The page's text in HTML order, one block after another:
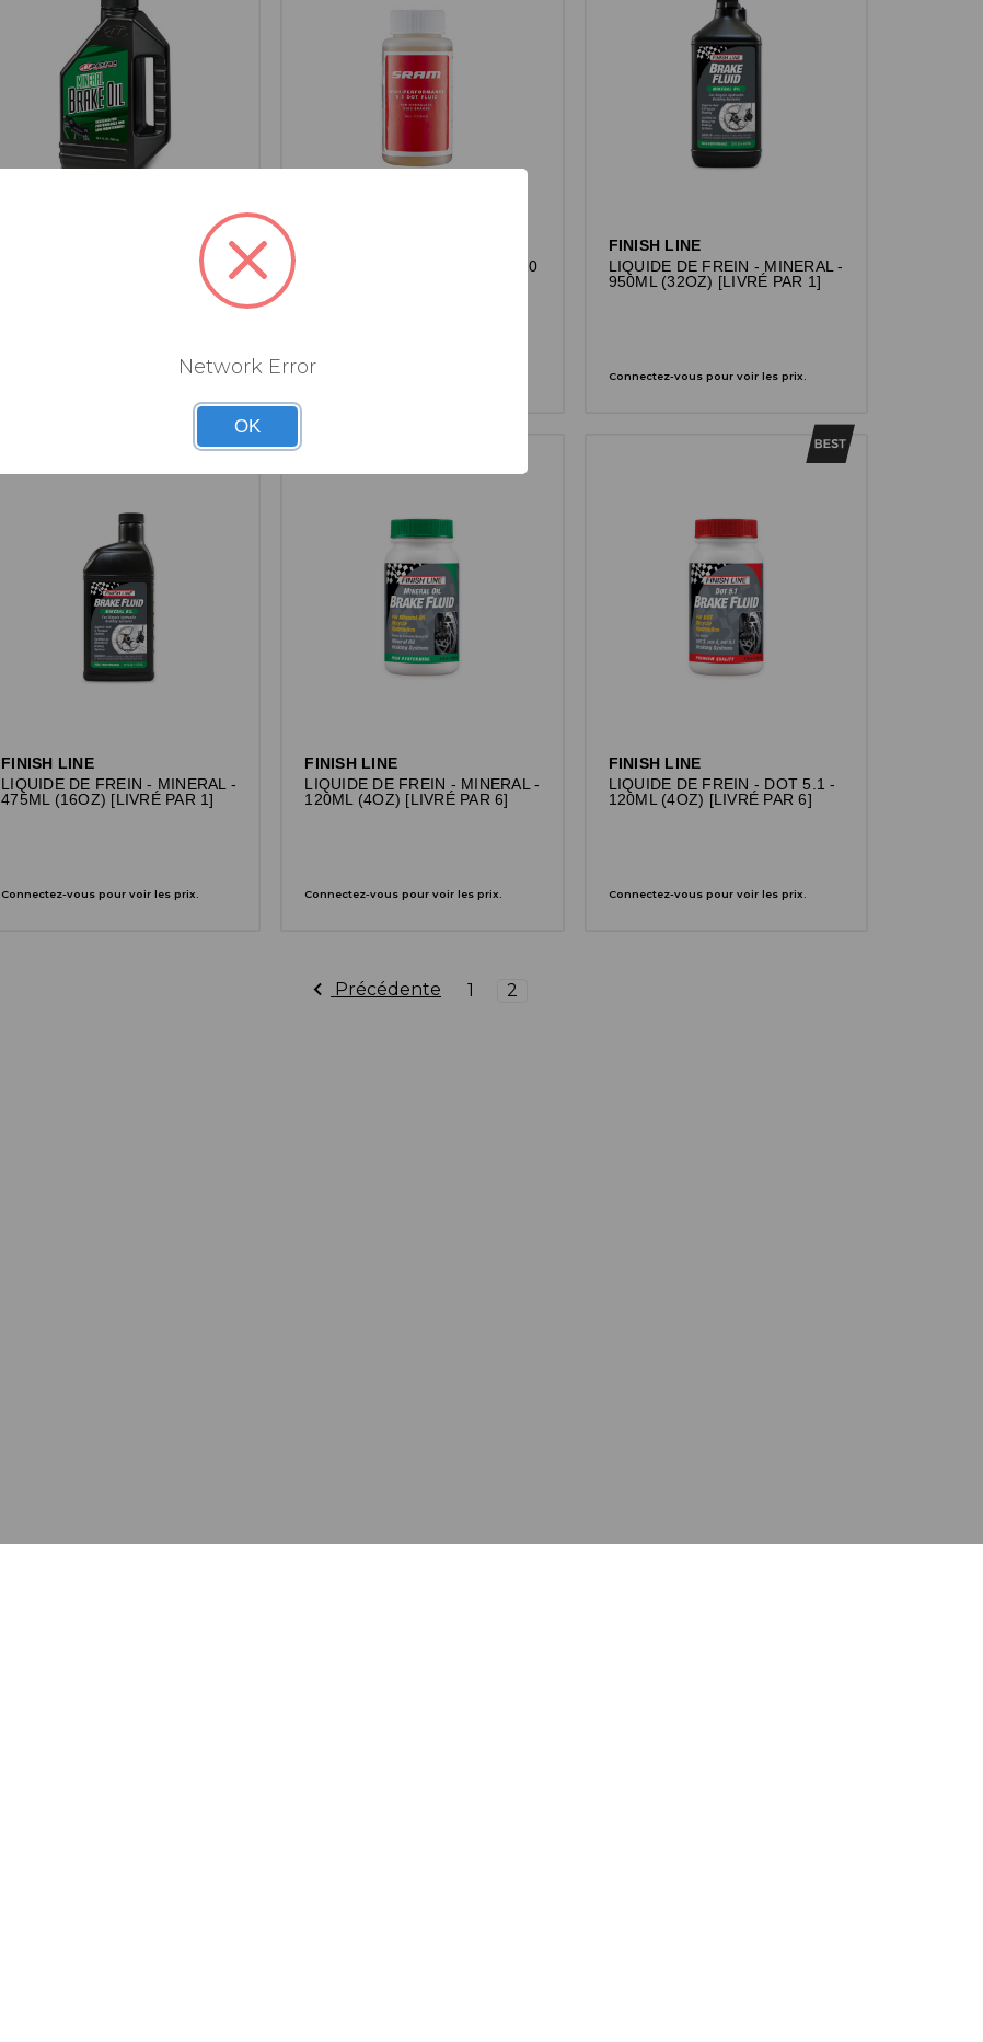
POUR FREINS (BIDON 500ML)
Connectez-vous pour voir les prix.
HUILE SRAM DOT 5.1 OIL - 120
Connectez-vous pour voir les prix.
FINISH LINE
LIQUIDE DE FREIN - MINERAL -
950ML (32OZ) [LIVRÉ PAR 1]
Connectez-vous pour voir les prix.
FINISH LINE
LIQUIDE DE FREIN - MINERAL -
475ML (16OZ) [LIVRÉ PAR 1]
Connectez-vous pour voir les prix.
FINISH LINE
LIQUIDE DE FREIN - MINERAL -
120ML (4OZ) [LIVRÉ PAR 6]
Connectez-vous pour voir les prix.
FINISH LINE
LIQUIDE DE FREIN - DOT 5.1 -
120ML (4OZ) [LIVRÉ PAR 6]
Connectez-vous pour voir les prix.
Précédente 1 2
Network Error
OK